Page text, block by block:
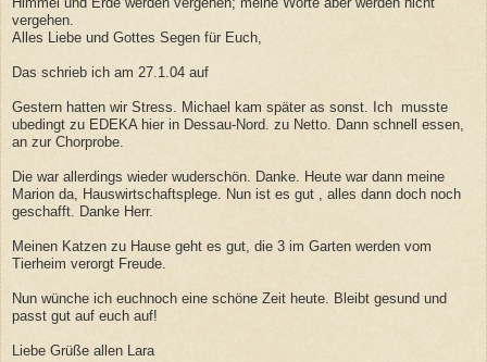
vergehen.
Alles Liebe und Gottes Segen für Euch,
Das schrieb ich am 27.1.04 auf
Gestern hatten wir Stress. Michael kam später as sonst. Ich musste
ubedingt zu EDEKA hier in Dessau-Nord. zu Netto. Dann schnell essen,
an zur Chorprobe.
Die war allerdings wieder wuderschön. Danke. Heute war dann meine
Marion da, Hauswirtschaftsplege. Nun ist es gut , alles dann doch noch
geschafft. Danke Herr.
Meinen Katzen zu Hause geht es gut, die 3 im Garten werden vom
Tierheim verorgt Freude.
Nun wünche ich euchnoch eine schöne Zeit heute. Bleibt gesund und
passt gut auf euch auf!
Liebe Grüße allen Lara